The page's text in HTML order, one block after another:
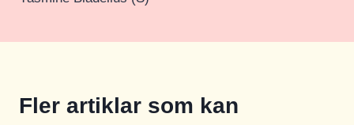
Fler artiklar som kan